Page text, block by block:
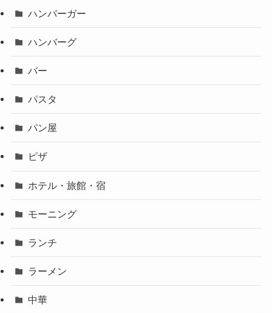
ハンバーガー
ハンバーグ
バー
パスタ
パン屋
ピザ
ホテル・旅館・宿
モーニング
ランチ
ラーメン
中華